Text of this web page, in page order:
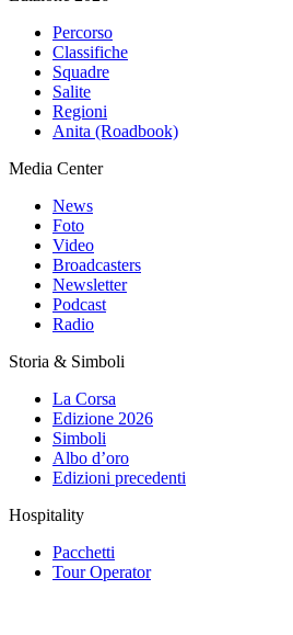
Percorso
Classifiche
Squadre
Salite
Regioni
Anita (Roadbook)
Media Center
News
Foto
Video
Broadcasters
Newsletter
Podcast
Radio
Storia & Simboli
La Corsa
Edizione 2026
Simboli
Albo d’oro
Edizioni precedenti
Hospitality
Pacchetti
Tour Operator